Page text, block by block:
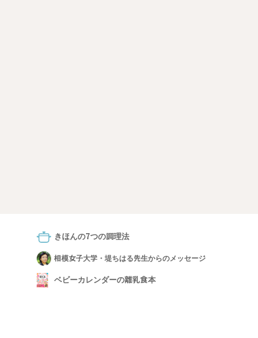
きほんの7つの調理法
相模女子大学・堤ちはる先生からのメッセージ
ベビーカレンダーの離乳食本